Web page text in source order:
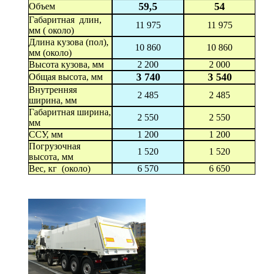
Объем
59,5 54
Габаритная длин,
мм ( около)
11 975
11 975
Длина кузова (пол),
мм (около)
10 860
10 860
Высота кузова, мм
2 200
2 000
Общая высота, мм
3 740 3 540
Внутренняя
ширина, мм
2 485
2 485
Габаритная ширина,
мм
2 550
2 550
ССУ, мм
1 200
1 200
Погрузочная
высота, мм
1 520
1 520
Вес, кг (около)
6 570 6 650